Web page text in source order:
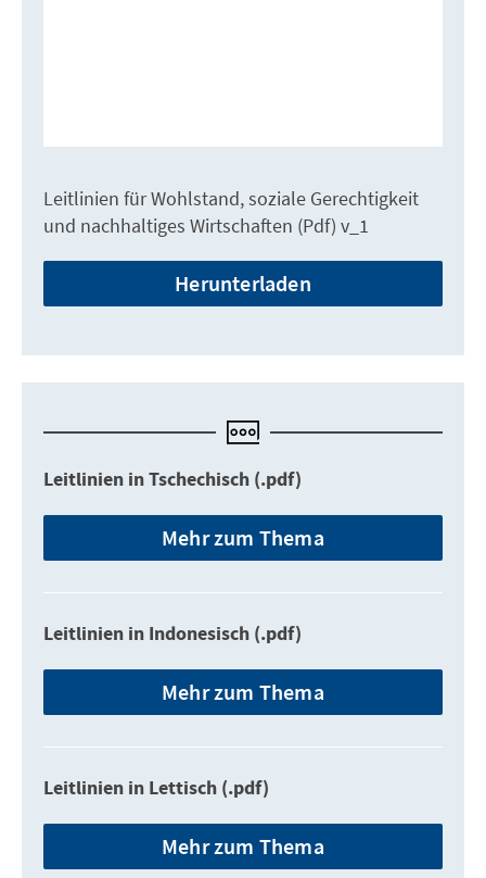
Leitlinien für Wohlstand, soziale Gerechtigkeit
und nachhaltiges Wirtschaften (Pdf) v_1
Herunterladen
Leitlinien in Tschechisch (.pdf)
Mehr zum Thema
Leitlinien in Indonesisch (.pdf)
Mehr zum Thema
Leitlinien in Lettisch (.pdf)
Mehr zum Thema